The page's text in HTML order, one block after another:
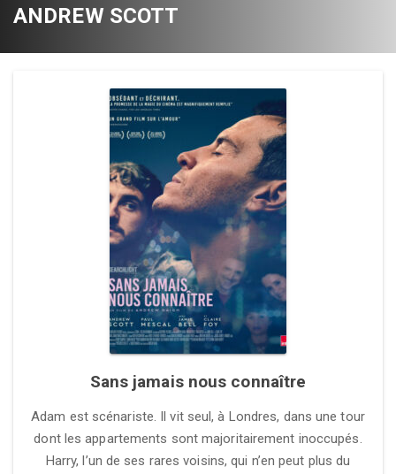
ANDREW SCOTT
Sans jamais nous connaître
Adam est scénariste. Il vit seul, à Londres, dans une tour
dont les appartements sont majoritairement inoccupés.
Harry, l’un de ses rares voisins, qui n’en peut plus du